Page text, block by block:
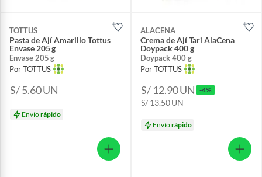
TOTTUS
Pasta de Ají Amarillo Tottus
Envase 205 g
Envase 205 g
Por TOTTUS
S/ 5.60UN
Envíorápido
ALACENA
Crema de Ají Tari AlaCena
Doypack 400 g
Doypack 400 g
Por TOTTUS
S/ 12.90UN -4%
S/ 13.50UN
Envíorápido